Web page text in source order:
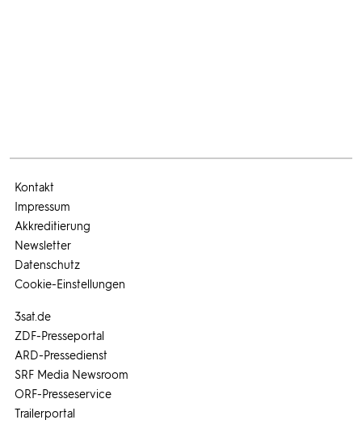
3sat.de
ZDF-Presseportal
ARD-Pressedienst
SRF Media Newsroom
ORF-Presseservice
Trailerportal
Kontakt
Impressum
Akkreditierung
Newsletter
Datenschutz
Cookie-Einstellungen